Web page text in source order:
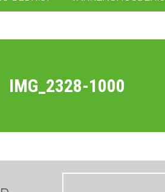
IMG_2328-1000